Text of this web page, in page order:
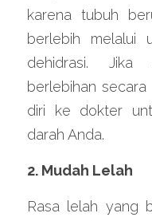
karena tubuh
berlebih melalui
dehidrasi. Jika
berlebihan
diri ke dokter
darah Anda.
2. Mudah Lelah
Rasa lelah yang